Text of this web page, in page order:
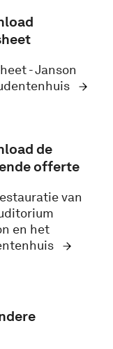
- Janson
de
offerte
van
en het